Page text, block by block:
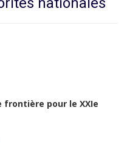
frontière pour le XXIe